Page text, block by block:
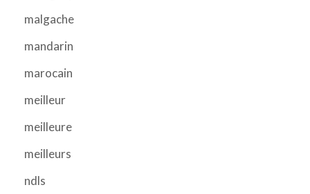
malgache
mandarin
marocain
meilleur
meilleure
meilleurs
ndls